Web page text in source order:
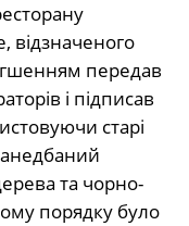
відзначеного
передав
і підписав
старі
та чорно-
порядку було